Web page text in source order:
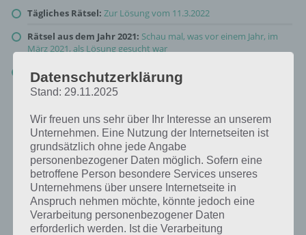
Tägliches Rätsel: Zur Lösung vom 11.3.2022
Rätsel aus dem Jahr 2021: Schau mal, was vor einem Jahr, im
März 2021, als Lösung gesucht war
Zur Übersicht:
4 Bilder 1 Wort Lösungen zu Licht, Kamera,
Action im März 2022!
Datenschutzerklärung
Stand: 29.11.2025
Wir freuen uns sehr über Ihr Interesse an unserem
Unternehmen. Eine Nutzung der Internetseiten ist
grundsätzlich ohne jede Angabe
personenbezogener Daten möglich. Sofern eine
betroffene Person besondere Services unseres
Unternehmens über unsere Internetseite in
Anspruch nehmen möchte, könnte jedoch eine
Verarbeitung personenbezogener Daten
erforderlich werden. Ist die Verarbeitung